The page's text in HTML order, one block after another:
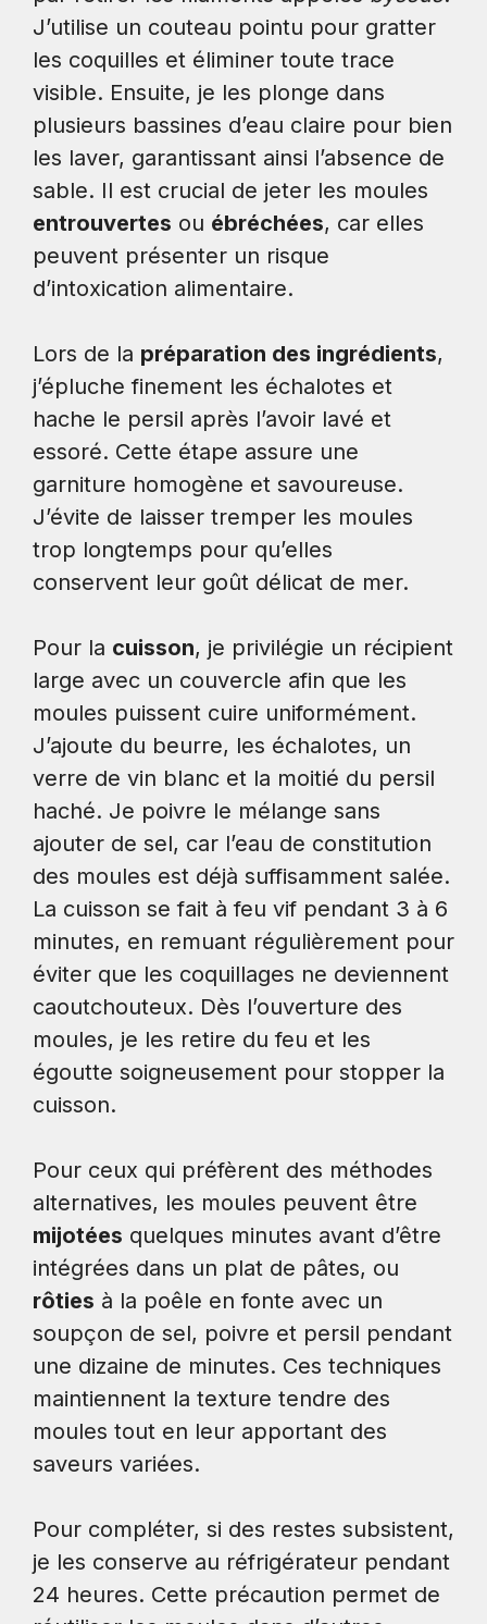
J’utilise un couteau pointu pour gratter
les coquilles et éliminer toute trace
visible. Ensuite, je les plonge dans
plusieurs bassines d’eau claire pour bien
les laver, garantissant ainsi l’absence de
sable. Il est crucial de jeter les moules
entrouvertes ou ébréchées, car elles
peuvent présenter un risque
d’intoxication alimentaire.
Lors de la préparation des ingrédients,
j’épluche finement les échalotes et
hache le persil après l’avoir lavé et
essoré. Cette étape assure une
garniture homogène et savoureuse.
J’évite de laisser tremper les moules
trop longtemps pour qu’elles
conservent leur goût délicat de mer.
Pour la cuisson, je privilégie un récipient
large avec un couvercle afin que les
moules puissent cuire uniformément.
J’ajoute du beurre, les échalotes, un
verre de vin blanc et la moitié du persil
haché. Je poivre le mélange sans
ajouter de sel, car l’eau de constitution
des moules est déjà suffisamment salée.
La cuisson se fait à feu vif pendant 3 à 6
minutes, en remuant régulièrement pour
éviter que les coquillages ne deviennent
caoutchouteux. Dès l’ouverture des
moules, je les retire du feu et les
égoutte soigneusement pour stopper la
cuisson.
Pour ceux qui préfèrent des méthodes
alternatives, les moules peuvent être
mijotées quelques minutes avant d’être
intégrées dans un plat de pâtes, ou
rôties à la poêle en fonte avec un
soupçon de sel, poivre et persil pendant
une dizaine de minutes. Ces techniques
maintiennent la texture tendre des
moules tout en leur apportant des
saveurs variées.
Pour compléter, si des restes subsistent,
je les conserve au réfrigérateur pendant
24 heures. Cette précaution permet de